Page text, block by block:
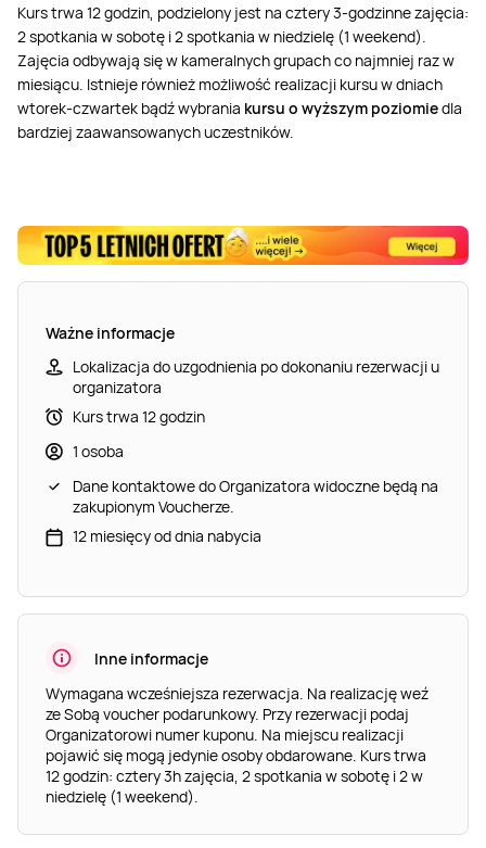
Kurs trwa 12 godzin, podzielony jest na cztery 3-godzinne zajęcia:
2 spotkania w sobotę i 2 spotkania w niedzielę (1 weekend).
Zajęcia odbywają się w kameralnych grupach co najmniej raz w
miesiącu. Istnieje również możliwość realizacji kursu w dniach
wtorek-czwartek bądź wybrania kursu o wyższym poziomiedla
bardziej zaawansowanych uczestników.
Ważne informacje
Lokalizacja do uzgodnienia po dokonaniu rezerwacji u
organizatora
Kurs trwa 12 godzin
1 osoba
Dane kontaktowe do Organizatora widoczne będą na
zakupionym Voucherze.
12 miesięcy od dnia nabycia
Inne informacje
Wymagana wcześniejsza rezerwacja. Na realizację weź
ze Sobą voucher podarunkowy. Przy rezerwacji podaj
Organizatorowi numer kuponu. Na miejscu realizacji
pojawić się mogą jedynie osoby obdarowane. Kurs trwa
12 godzin: cztery 3h zajęcia, 2 spotkania w sobotę i 2 w
niedzielę (1 weekend).